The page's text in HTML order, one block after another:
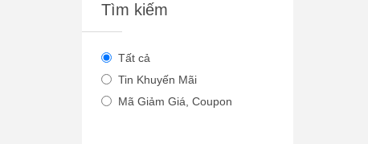
Tìm kiếm
Tất cả
Tin Khuyến Mãi
Mã Giảm Giá, Coupon